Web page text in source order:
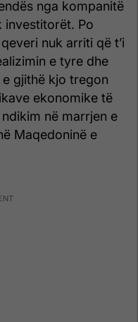
nga kompanitë
investitorët. Po
nuk arriti që t’i
e tyre dhe
gjithë kjo tregon
ekonomike të
në marrjen e
Maqedoninë e